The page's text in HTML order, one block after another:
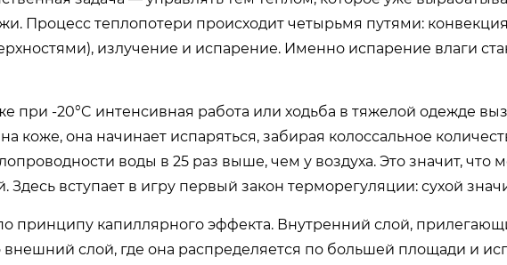
Процесс теплопотери происходит четырьмя путями:
излучение и испарение. Именно испарение влаги
при -20°C интенсивная работа или ходьба в тяжелой одежде
коже, она начинает испаряться, забирая колоссальное
воды в 25 раз выше, чем у воздуха. Это значит, что
Здесь вступает в игру первый закон терморегуляции: сухой
принципу капиллярного эффекта. Внутренний слой,
слой, где она распределяется по большей площади и